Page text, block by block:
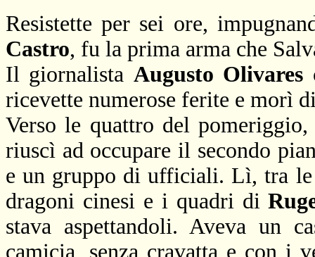
Resistette per sei ore,
Castro, fu la prima arma che
Il giornalista Augusto Olivares
ricevette numerose ferite e morì
Verso le quattro del
riuscì ad occupare il secondo
e un gruppo di ufficiali. Lì, tra
dragoni cinesi e i quadri di
stava aspettandoli. Aveva un
camicia, senza cravatta e con i